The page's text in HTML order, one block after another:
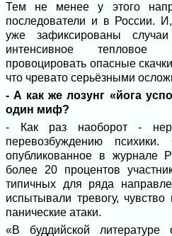
Тем не менее у этого
последователи и в России.
уже зафиксированы
интенсивное тепловое
провоцировать опасные
что чревато серьёзными
- А как же лозунг «йога
один миф?
- Как раз наоборот -
перевозбуждению
опубликованное в журнале
более 20 процентов
типичных для ряда
испытывали тревогу,
панические атаки.
«В буддийской